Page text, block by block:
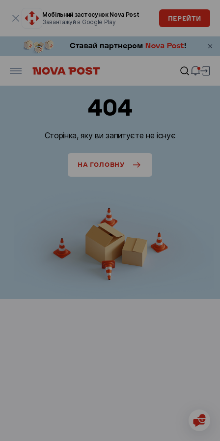
Мобільний застосунок Nova Post
Завантажуй в Google Play
ПЕРЕЙТИ
404
Сторінка, яку ви запитуєте не існує
НА ГОЛОВНУ